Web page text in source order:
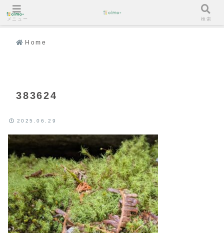
Home
383624
2025.06.29
メニュー 検索